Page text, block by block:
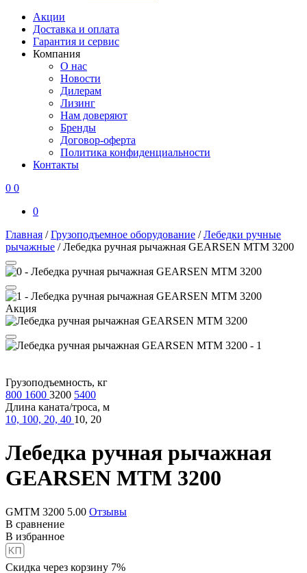
Акции
Доставка и оплата
Гарантия и сервис
Компания
О нас
Новости
Дилерам
Лизинг
Нам доверяют
Бренды
Договор-оферта
Политика конфиденциальности
Контакты
0 0
0
Главная /Грузоподъемное оборудование /Лебедки ручные
рычажные /Лебедка ручная рычажная GEARSEN MTM 3200
Акция
Грузоподъемность, кг
800 1600 3200 5400
Длина каната/троса, м
10, 100, 20, 40 10, 20
Лебедка ручная рычажная
GEARSEN MTM 3200
GMTM 3200 5.00 Отзывы
В сравнение
В избранное
Скидка через корзину 7%